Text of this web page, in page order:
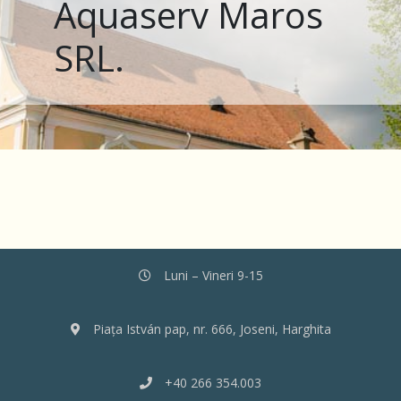
Aquaserv Maros
SRL.
Luni – Vineri 9-15
Piața István pap, nr. 666, Joseni, Harghita
+40 266 354.003